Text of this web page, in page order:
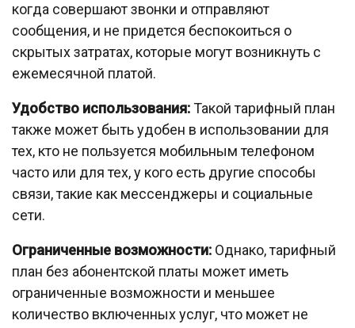
когда совершают звонки и отправляют
сообщения, и не придется беспокоиться о
скрытых затратах, которые могут возникнуть с
ежемесячной платой.
Удобство использования:Такой тарифный план
также может быть удобен в использовании для
тех, кто не пользуется мобильным телефоном
часто или для тех, у кого есть другие способы
связи, такие как мессенджеры и социальные
сети.
Ограниченные возможности: Однако, тарифный
план без абонентской платы может иметь
ограниченные возможности и меньшее
количество включенных услуг, что может не